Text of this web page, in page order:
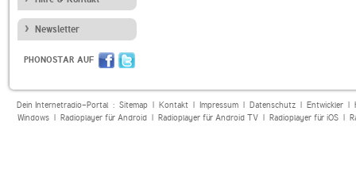
Newsletter
PHONOSTAR AUF
Dein Internetradio-Portal : Sitemap| Kontakt| Impressum| Datenschutz| Entwickler|
Windows| Radioplayer für Android| Radioplayer für Android TV| Radioplayer für iOS|